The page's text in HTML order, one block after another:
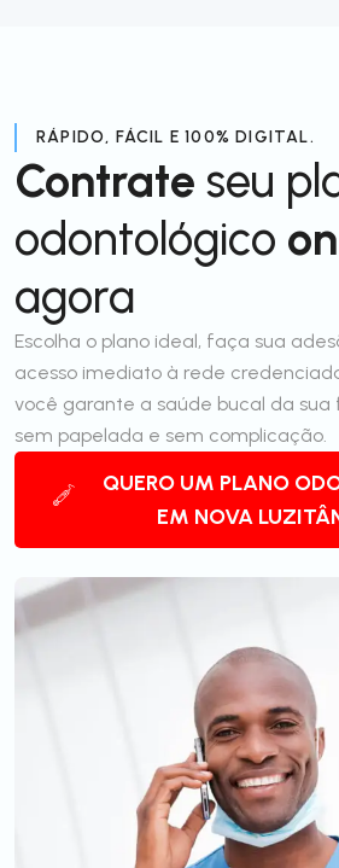
RÁPIDO, FÁCIL E 100% DIGITAL.
Contrate seu
odontológico
agora
Escolha o plano ideal, faça sua
acesso imediato à rede
você garante a saúde bucal da sua
sem papelada e sem complicação.
QUERO UM PLANO
EM NOVA